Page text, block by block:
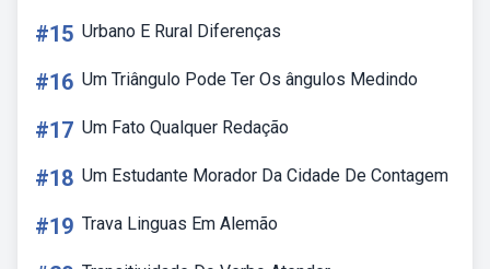
#15 Urbano E Rural Diferenças
#16 Um Triângulo Pode Ter Os ângulos Medindo
#17 Um Fato Qualquer Redação
#18 Um Estudante Morador Da Cidade De Contagem
#19 Trava Linguas Em Alemão